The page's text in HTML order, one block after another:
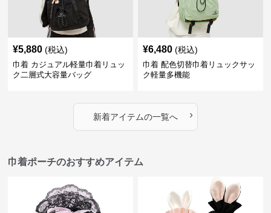
¥5,880 (税込)
巾着 カジュアル軽量巾着リュッ
ク二層式大容量バッグ
¥6,480 (税込)
巾着 配色切替巾着リュックサッ
ク軽量多機能
新着アイテムの一覧へ ›
巾着ポーチのおすすめアイテム